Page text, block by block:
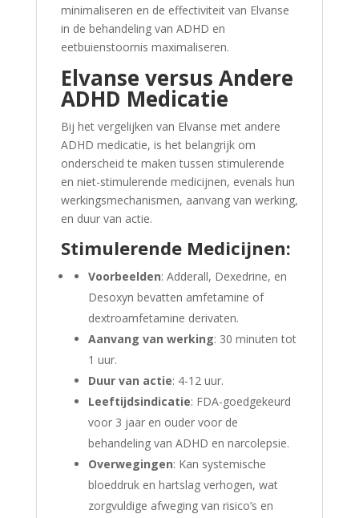
minimaliseren en de effectiviteit van Elvanse
in de behandeling van ADHD en
eetbuienstoornis maximaliseren.
Elvanse versus Andere
ADHD Medicatie
Bij het vergelijken van Elvanse met andere
ADHD medicatie, is het belangrijk om
onderscheid te maken tussen stimulerende
en niet-stimulerende medicijnen, evenals hun
werkingsmechanismen, aanvang van werking,
en duur van actie.
Stimulerende Medicijnen:
Voorbeelden: Adderall, Dexedrine, en
Desoxyn bevatten amfetamine of
dextroamfetamine derivaten.
Aanvang van werking: 30 minuten tot
1 uur.
Duur van actie: 4-12 uur.
Leeftijdsindicatie: FDA-goedgekeurd
voor 3 jaar en ouder voor de
behandeling van ADHD en narcolepsie.
Overwegingen: Kan systemische
bloeddruk en hartslag verhogen, wat
zorgvuldige afweging van risico’s en